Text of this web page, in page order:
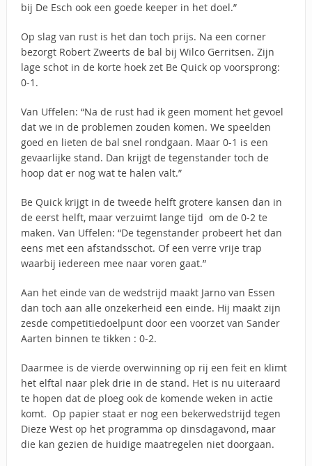
bij De Esch ook een goede keeper in het doel.”
Op slag van rust is het dan toch prijs. Na een corner
bezorgt Robert Zweerts de bal bij Wilco Gerritsen. Zijn
lage schot in de korte hoek zet Be Quick op voorsprong:
0-1.
Van Uffelen: “Na de rust had ik geen moment het gevoel
dat we in de problemen zouden komen. We speelden
goed en lieten de bal snel rondgaan. Maar 0-1 is een
gevaarlijke stand. Dan krijgt de tegenstander toch de
hoop dat er nog wat te halen valt.”
Be Quick krijgt in de tweede helft grotere kansen dan in
de eerst helft, maar verzuimt lange tijd om de 0-2 te
maken. Van Uffelen: “De tegenstander probeert het dan
eens met een afstandsschot. Of een verre vrije trap
waarbij iedereen mee naar voren gaat.”
Aan het einde van de wedstrijd maakt Jarno van Essen
dan toch aan alle onzekerheid een einde. Hij maakt zijn
zesde competitiedoelpunt door een voorzet van Sander
Aarten binnen te tikken : 0-2.
Daarmee is de vierde overwinning op rij een feit en klimt
het elftal naar plek drie in de stand. Het is nu uiteraard
te hopen dat de ploeg ook de komende weken in actie
komt. Op papier staat er nog een bekerwedstrijd tegen
Dieze West op het programma op dinsdagavond, maar
die kan gezien de huidige maatregelen niet doorgaan.